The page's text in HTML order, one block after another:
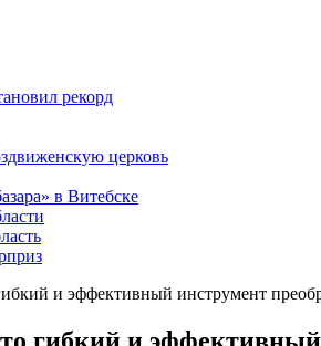
рекорд
церковь
в Витебске
и эффективный инструмент